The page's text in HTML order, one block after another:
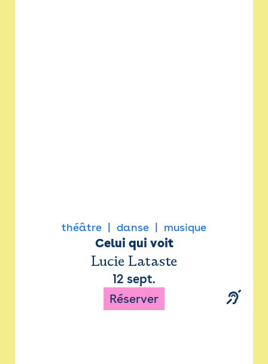
théâtre danse musique
Celui qui voit
Lucie Lataste
12 sept.
Réserver